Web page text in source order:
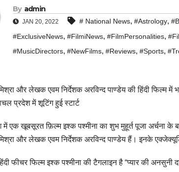
By admin
JAN 20, 2022 # National News, #Astrology,
#ExclusiveNews, #FilmiNews, #FilmPersonalities,
#MusicDirectors, #NewFilms, #Reviews, #Sports,
और लेखक एवम निर्देशक अरविन्द पाण्डेय की हिंदी फिल्म में
प्रदेश में शूटिंग हुई स्टार्ट
में एक खूबसूरत फ़िल्म इश्क पश्मीना का शुभ मुहूर्त पूजा अर्चना के
मिश्रा और लेखक एवम निर्देशक अरविन्द पाण्डेय हैं। इनके
फीचर फिल्म इश्क पश्मीना की टैगलाइन है “प्यार की